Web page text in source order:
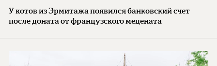
У котов из Эрмитажа появился банковский счет
после доната от французского мецената